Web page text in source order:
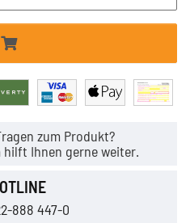
zum Produkt?
hilft Ihnen gerne weiter.
888 447-0